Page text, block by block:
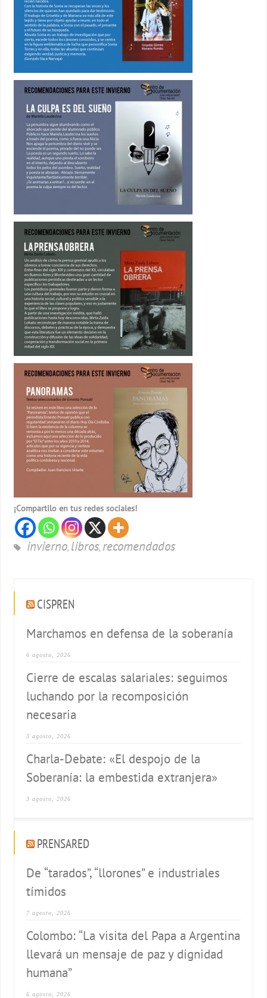
¡Compartilo en tus redes sociales!
invierno, libros, recomendados
CISPREN
Marchamos en defensa de la soberanía
6 agosto, 2026
Cierre de escalas salariales: seguimos
luchando por la recomposición
necesaria
3 agosto, 2026
Charla-Debate: «El despojo de la
Soberanía: la embestida extranjera»
3 agosto, 2026
PRENSARED
De “tarados”, “llorones” e industriales
tímidos
7 agosto, 2026
Colombo: “La visita del Papa a Argentina
llevará un mensaje de paz y dignidad
humana”
6 agosto, 2026